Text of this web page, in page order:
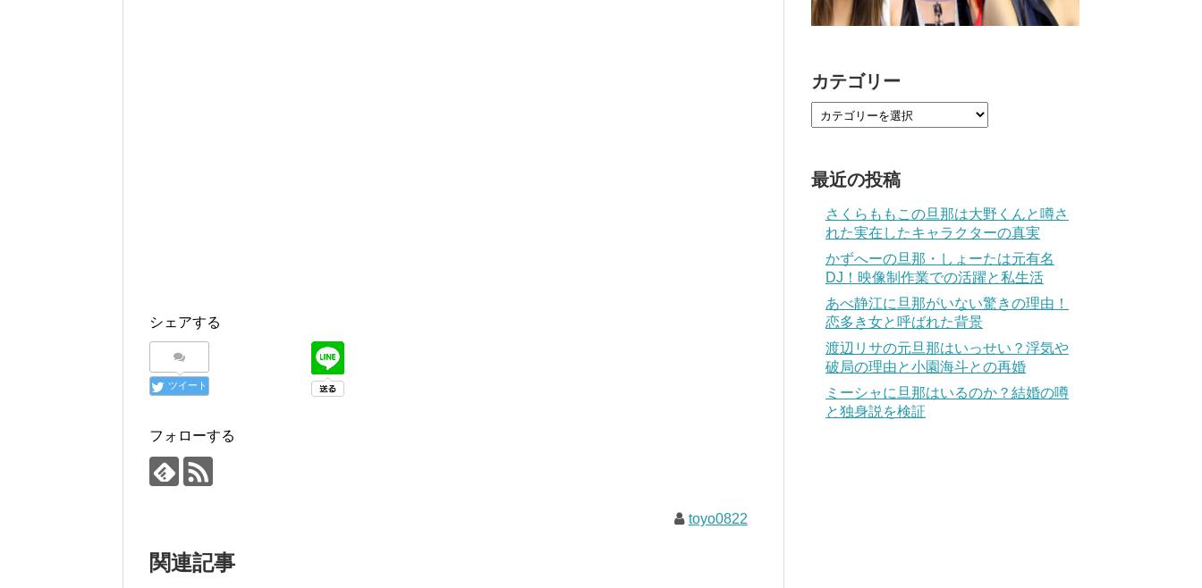
シェアする
ツイート
フォローする
toyo0822
関連記事
カテゴリー
最近の投稿
さくらももこの旦那は大野くんと噂さ
れた実在したキャラクターの真実
かずへーの旦那・しょーたは元有名
DJ！映像制作業での活躍と私生活
あべ静江に旦那がいない驚きの理由！
恋多き女と呼ばれた背景
渡辺リサの元旦那はいっせい？浮気や
破局の理由と小園海斗との再婚
ミーシャに旦那はいるのか？結婚の噂
と独身説を検証